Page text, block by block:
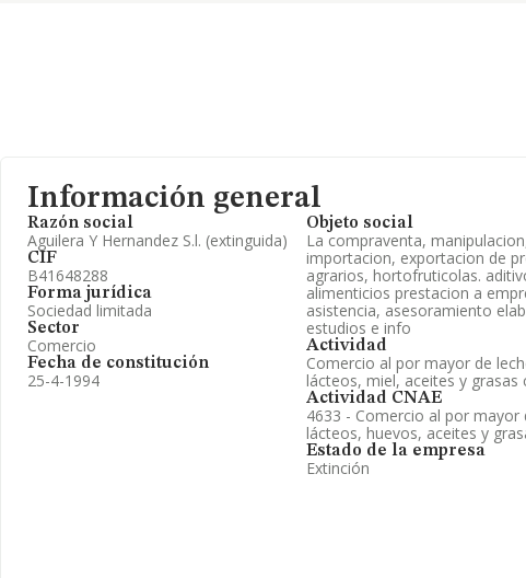
Información general
Razón social
Aguilera Y Hernandez S.l. (extinguida)
CIF
B41648288
Forma jurídica
Sociedad limitada
Sector
Comercio
Fecha de constitución
25-4-1994
Objeto social
La compraventa,
importacion, exportacion de
agrarios, hortofruticolas.
alimenticios prestacion a
asistencia, asesoramiento
estudios e info
Actividad
Comercio al por mayor de
lácteos, miel, aceites y grasas
Actividad CNAE
4633 - Comercio al por mayor
lácteos, huevos, aceites y
Estado de la empresa
Extinción